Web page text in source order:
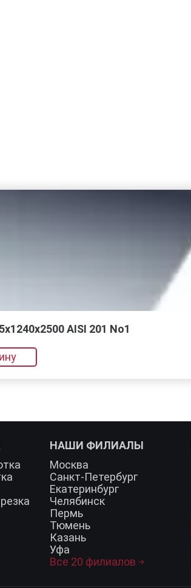
AISI 201 No1
НАШИ ФИЛИАЛЫ
Москва
Санкт-Петербург
Екатеринбург
Челябинск
Пермь
Тюмень
Казань
Уфа
Все 20 филиалов